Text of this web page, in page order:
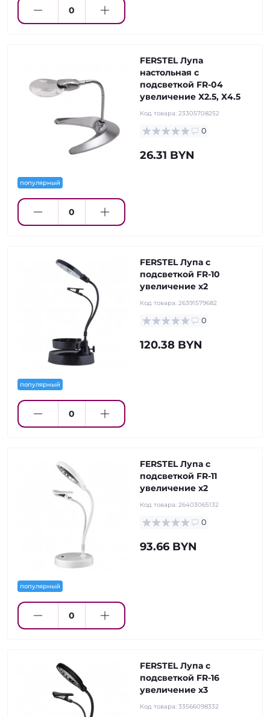
популярный
FERSTEL Лупа
настольная с
подсветкой FR-04
увеличение Х2.5, Х4.5
Код товара: 23305708252
0
26.31 BYN
популярный
FERSTEL Лупа с
подсветкой FR-10
увеличение х2
Код товара: 26391579682
0
120.38 BYN
популярный
FERSTEL Лупа с
подсветкой FR-11
увеличение х2
Код товара: 26403065132
0
93.66 BYN
FERSTEL Лупа с
подсветкой FR-16
увеличение х3
Код товара: 33566098332